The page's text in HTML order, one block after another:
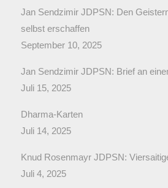
Jan Sendzimir JDPSN: Den
selbst erschaffen
September 10, 2025
Jan Sendzimir JDPSN: Brief an
Juli 15, 2025
Dharma-Karten
Juli 14, 2025
Knud Rosenmayr JDPSN:
Juli 4, 2025